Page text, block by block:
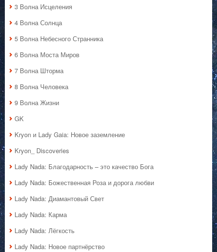
3 Волна Исцеления
4 Волна Солнца
5 Волна Небесного Странника
6 Волна Моста Миров
7 Волна Шторма
8 Волна Человека
9 Волна Жизни
GK
Kryon и Lady Gaia: Новое заземление
Kryon_ Discoveries
Lady Nada: Благодарность – это качество Бога
Lady Nada: Божественная Роза и дорога любви
Lady Nada: Диамантовый Свет
Lady Nada: Карма
Lady Nada: Лёгкость
Lady Nada: Новое партнёрство